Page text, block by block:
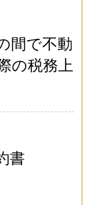
間で不動
の税務上
書